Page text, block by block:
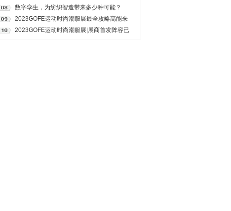
数字孪生，为纺织智造带来多少种可能？
2023GOFE运动时尚潮服展最全攻略高能来
袭，N多亮点燃爆今夏！
2023GOFE运动时尚潮服展|展商首发阵容已
就位,你Pick谁？